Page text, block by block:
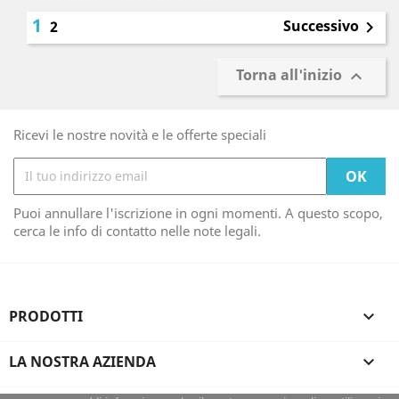
1 2 Successivo 
Torna all'inizio 
Ricevi le nostre novità e le offerte speciali
Puoi annullare l'iscrizione in ogni momenti. A questo scopo,
cerca le info di contatto nelle note legali.
PRODOTTI 
LA NOSTRA AZIENDA 